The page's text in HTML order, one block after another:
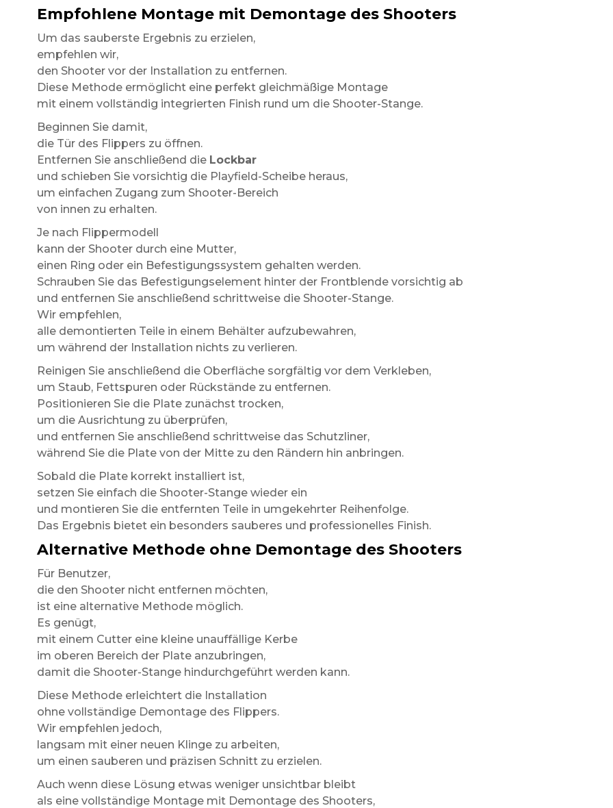
Empfohlene Montage mit Demontage des Shooters
Um das sauberste Ergebnis zu erzielen,
empfehlen wir,
den Shooter vor der Installation zu entfernen.
Diese Methode ermöglicht eine perfekt gleichmäßige Montage
mit einem vollständig integrierten Finish rund um die Shooter-Stange.
Beginnen Sie damit,
die Tür des Flippers zu öffnen.
Entfernen Sie anschließend die Lockbar
und schieben Sie vorsichtig die Playfield-Scheibe heraus,
um einfachen Zugang zum Shooter-Bereich
von innen zu erhalten.
Je nach Flippermodell
kann der Shooter durch eine Mutter,
einen Ring oder ein Befestigungssystem gehalten werden.
Schrauben Sie das Befestigungselement hinter der Frontblende vorsichtig ab
und entfernen Sie anschließend schrittweise die Shooter-Stange.
Wir empfehlen,
alle demontierten Teile in einem Behälter aufzubewahren,
um während der Installation nichts zu verlieren.
Reinigen Sie anschließend die Oberfläche sorgfältig vor dem Verkleben,
um Staub, Fettspuren oder Rückstände zu entfernen.
Positionieren Sie die Plate zunächst trocken,
um die Ausrichtung zu überprüfen,
und entfernen Sie anschließend schrittweise das Schutzliner,
während Sie die Plate von der Mitte zu den Rändern hin anbringen.
Sobald die Plate korrekt installiert ist,
setzen Sie einfach die Shooter-Stange wieder ein
und montieren Sie die entfernten Teile in umgekehrter Reihenfolge.
Das Ergebnis bietet ein besonders sauberes und professionelles Finish.
Alternative Methode ohne Demontage des Shooters
Für Benutzer,
die den Shooter nicht entfernen möchten,
ist eine alternative Methode möglich.
Es genügt,
mit einem Cutter eine kleine unauffällige Kerbe
im oberen Bereich der Plate anzubringen,
damit die Shooter-Stange hindurchgeführt werden kann.
Diese Methode erleichtert die Installation
ohne vollständige Demontage des Flippers.
Wir empfehlen jedoch,
langsam mit einer neuen Klinge zu arbeiten,
um einen sauberen und präzisen Schnitt zu erzielen.
Auch wenn diese Lösung etwas weniger unsichtbar bleibt
als eine vollständige Montage mit Demontage des Shooters,